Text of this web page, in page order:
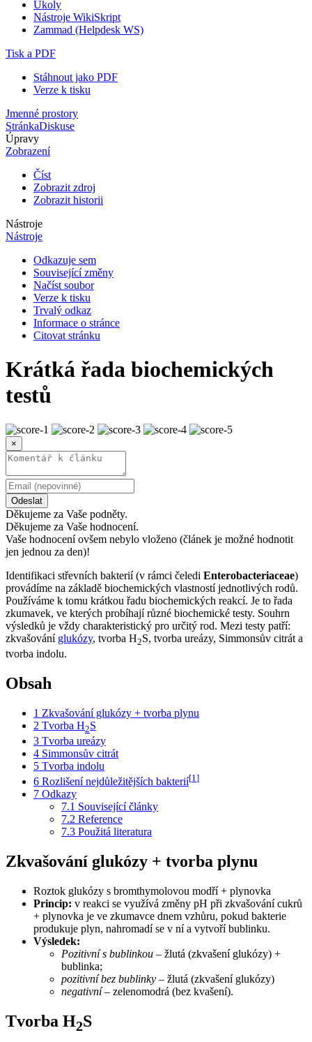
Úkoly
Nástroje WikiSkript
Zammad (Helpdesk WS)
Tisk a PDF
Stáhnout jako PDF
Verze k tisku
Jmenné prostory
StránkaDiskuse
Úpravy
Zobrazení
Číst
Zobrazit zdroj
Zobrazit historii
Nástroje
Nástroje
Odkazuje sem
Související změny
Načíst soubor
Verze k tisku
Trvalý odkaz
Informace o stránce
Citovat stránku
Krátká řada biochemických
testů
×
Odeslat
Děkujeme za Vaše podněty.
Děkujeme za Vaše hodnocení.
Vaše hodnocení ovšem nebylo vloženo (článek je možné hodnotit
jen jednou za den)!
Identifikaci střevních bakterií (v rámci čeledi Enterobacteriaceae)
provádíme na základě biochemických vlastností jednotlivých rodů.
Používáme k tomu krátkou řadu biochemických reakcí. Je to řada
zkumavek, ve kterých probíhají různé biochemické testy. Souhrn
výsledků je vždy charakteristický pro určitý rod. Mezi testy patří:
zkvašování glukózy, tvorba H2S, tvorba ureázy, Simmonsův citrát a
tvorba indolu.
Obsah
1 Zkvašování glukózy + tvorba plynu
2 Tvorba H2S
3 Tvorba ureázy
4 Simmonsův citrát
5 Tvorba indolu
6 Rozlišení nejdůležitějších bakterií[1 ]
7 Odkazy
7.1 Související články
7.2 Reference
7.3 Použitá literatura
Zkvašování glukózy + tvorba plynu
Roztok glukózy s bromthymolovou modří + plynovka
Princip: v reakci se využívá změny pH při zkvašování cukrů
+ plynovka je ve zkumavce dnem vzhůru, pokud bakterie
produkuje plyn, nahromadí se v ní a vytvoří bublinku.
Výsledek:
Pozitivní s bublinkou – žlutá (zkvašení glukózy) +
bublinka;
pozitivní bez bublinky – žlutá (zkvašení glukózy)
negativní– zelenomodrá (bez kvašení).
Tvorba H2S